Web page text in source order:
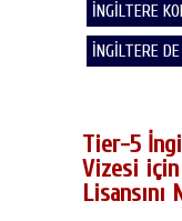
İNGİLTERE
İNGİLTERE
Tier-5
Vizesi
Lisansını